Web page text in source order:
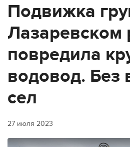
Подвижка
Лазаревском
повредила
водовод. Без
сел
27 июля 2023